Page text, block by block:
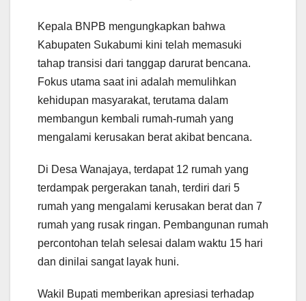
Kepala BNPB mengungkapkan bahwa
Kabupaten Sukabumi kini telah memasuki
tahap transisi dari tanggap darurat bencana.
Fokus utama saat ini adalah memulihkan
kehidupan masyarakat, terutama dalam
membangun kembali rumah-rumah yang
mengalami kerusakan berat akibat bencana.
Di Desa Wanajaya, terdapat 12 rumah yang
terdampak pergerakan tanah, terdiri dari 5
rumah yang mengalami kerusakan berat dan 7
rumah yang rusak ringan. Pembangunan rumah
percontohan telah selesai dalam waktu 15 hari
dan dinilai sangat layak huni.
Wakil Bupati memberikan apresiasi terhadap